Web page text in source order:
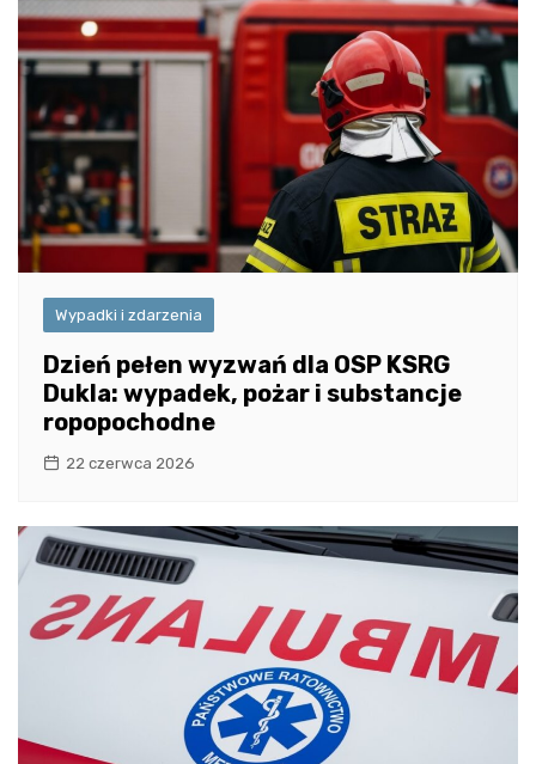
Wypadki i zdarzenia
Dzień pełen wyzwań dla OSP KSRG
Dukla: wypadek, pożar i substancje
ropopochodne
22 czerwca 2026